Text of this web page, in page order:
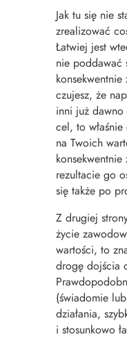
Jak tu się nie
zrealizować
Łatwiej jest
nie poddawać
czujesz, że
inni już
cel, to
na Twoich
rezultacie go
się także po
Z drugiej
życie
wartości, to
drogę dojścia
(świadomie
działania,
i stosunkowo